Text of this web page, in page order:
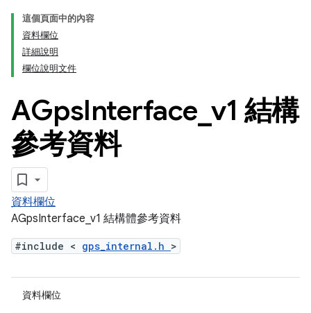
這個頁面中的內容
資料欄位
詳細說明
欄位說明文件
AGpsInterface v1 結構
參考資料
資料欄位
AGpsInterface_v1 結構體參考資料
#include < gps_internal.h >
資料欄位